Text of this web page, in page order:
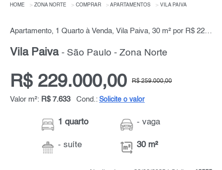
HOME ZONA NORTE COMPRAR APARTAMENTOS VILA PAIVA
Apartamento, 1 Quarto à Venda, Vila Paiva, 30 m² por R$ 229.000,00
Vila Paiva - São Paulo - Zona Norte
R$ 229.000,00 R$ 259.000,00
Valor m²: R$ 7.633 Cond.: Solicite o valor
1 quarto
- suíte
- vaga
30 m²